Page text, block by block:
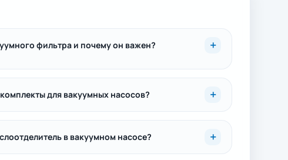
фильтра и почему он важен?
для вакуумных насосов?
в вакуумном насосе?